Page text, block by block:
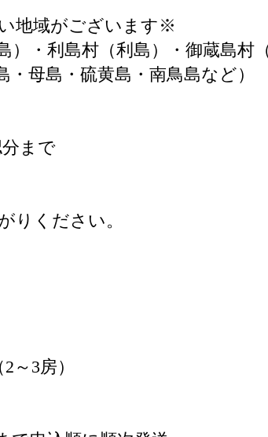
地域がございます※
）・利島村（利島）・御蔵島村
・母島・硫黄島・南鳥島など）
分まで
りください。
～3房）